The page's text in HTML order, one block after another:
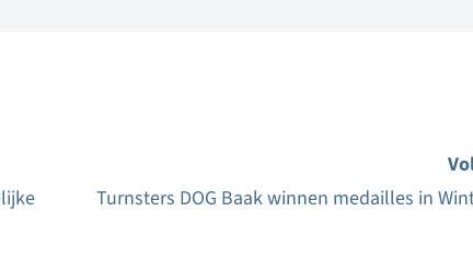
Turnsters DOG Baak winnen medailles in